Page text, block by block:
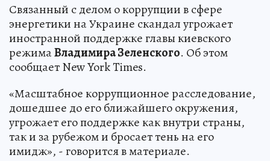
Связанный с делом о коррупции в сфере
энергетики на Украине скандал угрожает
иностранной поддержке главы киевского
режимаВладимира Зеленского. Об этом
сообщает New York Times.
«Масштабное коррупционное расследование,
дошедшее до его ближайшего окружения,
угрожает его поддержке как внутри страны,
так и за рубежом и бросает тень на его
имидж», - говорится в материале.